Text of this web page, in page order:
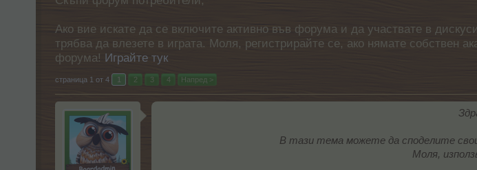
Ако вие искате да се включите активно във форума и да участвате в
трябва да влезете в играта. Моля, регистрирайте се, ако нямате собствен
форума! Играйте тук
страница 1 от 4 1 2 3 4 Напред >
В тази тема можете да споделите
Моля,